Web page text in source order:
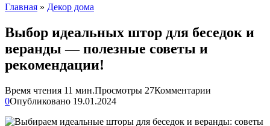
Главная » Декор дома
Выбор идеальных штор для беседок и
веранды — полезные советы и
рекомендации!
Время чтения 11 мин.Просмотры 27Комментарии
0Опубликовано 19.01.2024